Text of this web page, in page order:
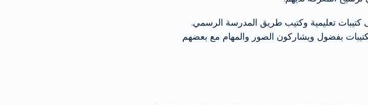
كتيبات تعليمية وكتيب طريق المدرسة الرسمي.
بفضول ويشاركون الصور والمهام مع بعضهم